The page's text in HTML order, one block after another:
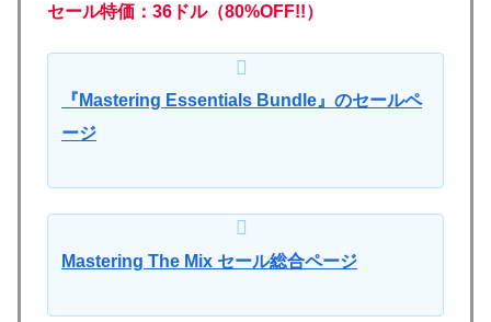
セール特価：36ドル（80%OFF!!）
『Mastering Essentials Bundle』のセールペ
ージ
Mastering The Mix セール総合ページ